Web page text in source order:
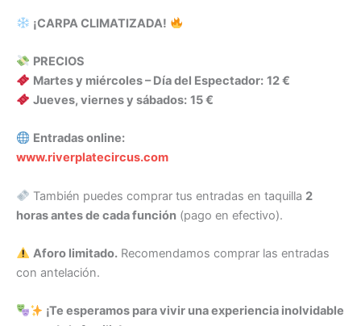
¡CARPA CLIMATIZADA!
PRECIOS
Martes y miércoles – Día del Espectador: 12 €
Jueves, viernes y sábados: 15 €
Entradas online:
www.riverplatecircus.com
También puedes comprar tus entradas en taquilla 2
horas antes de cada función (pago en efectivo).
Aforo limitado.Recomendamos comprar las entradas
con antelación.
¡Te esperamos para vivir una experiencia inolvidable